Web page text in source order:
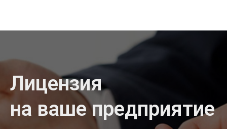
Лицензия
на ваше предприятие